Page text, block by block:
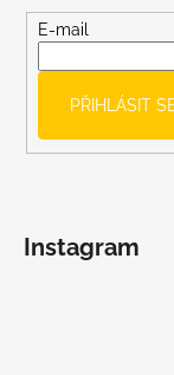
E-mail
PŘIHLÁSIT
Instagram